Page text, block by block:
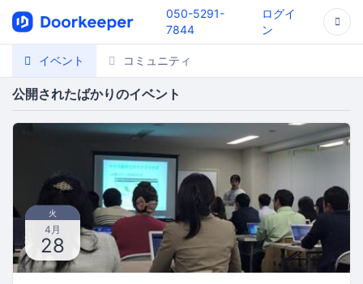
050-5291-
7844
ログイ
ン
イベント コミュニティ
公開されたばかりのイベント
火
4月
28